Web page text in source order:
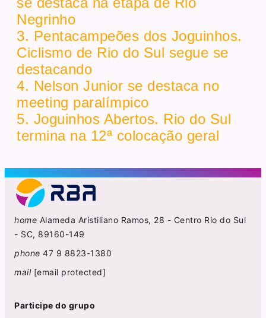
Negrinho
3. Pentacampeões dos Joguinhos.
Ciclismo de Rio do Sul segue se
destacando
4. Nelson Junior se destaca no
meeting paralímpico
5. Joguinhos Abertos. Rio do Sul
termina na 12ª colocação geral
home Alameda Aristiliano Ramos, 28 - Centro Rio do Sul
- SC, 89160-149
phone 47 9 8823-1380
mail [email protected]
Participe do grupo